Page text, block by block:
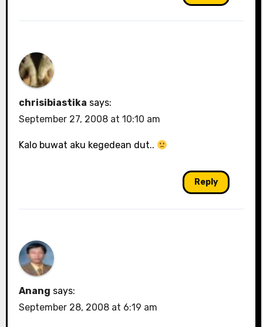
chrisibiastika says:
September 27, 2008 at 10:10 am
Kalo buwat aku kegedean dut..
Reply
Anang says:
September 28, 2008 at 6:19 am